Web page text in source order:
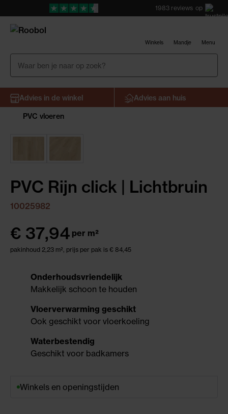
1983 reviews op
Winkels Mandje Menu
Advies in de winkel
Advies aan huis
PVC vloeren
PVC Rijn click | Lichtbruin
10025982
€ 37,94 per m²
pakinhoud 2,23 m², prijs per pak is € 84,45
Onderhoudsvriendelijk
Makkelijk schoon te houden
Vloerverwarming geschikt
Ook geschikt voor vloerkoeling
Waterbestendig
Geschikt voor badkamers
Winkels en openingstijden